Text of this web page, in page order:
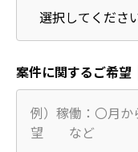
案件に関するご希望